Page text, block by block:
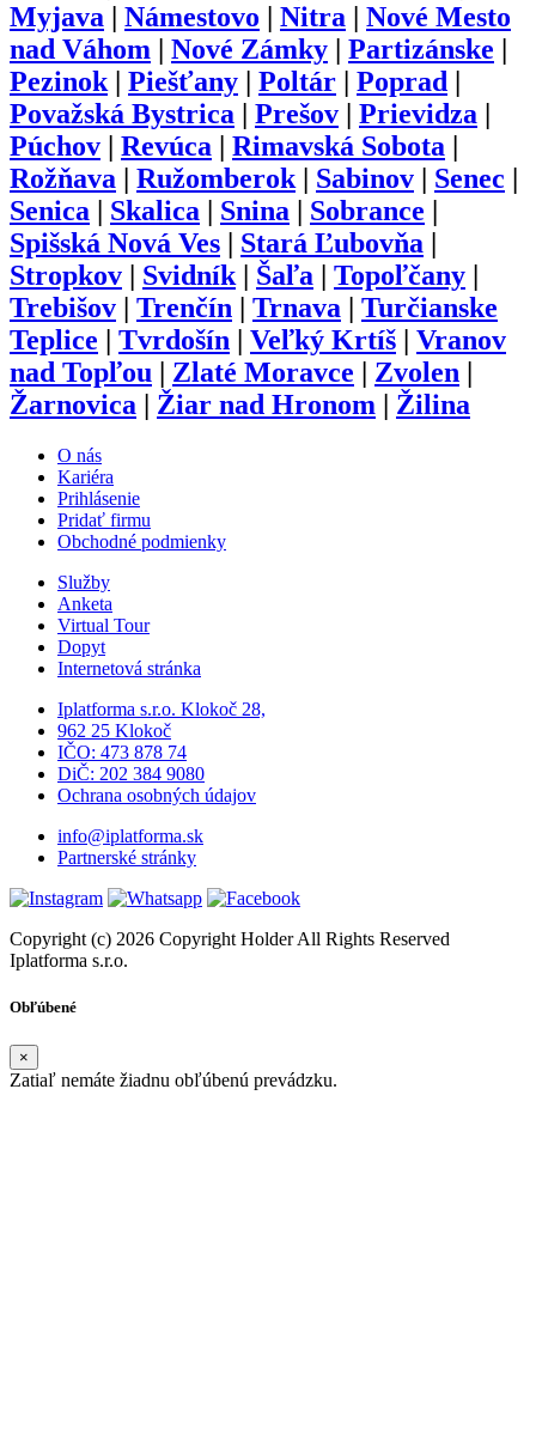
Myjava
Námestovo Nitra
Nové Mesto
nad Váhom
Nové Zámky Partizánske
Pezinok| Piešťany Poltár Poprad
Považská Bystrica
Prešov Prievidza
Púchov
Revúca Rimavská Sobota
Rožňava
Ružomberok| Sabinov Senec
Senica
Skalica Snina Sobrance
Spišská Nová Ves
Stará Ľubovňa
Stropkov
Svidník| Šaľa Topoľčany
Trebišov
Trenčín Trnava
Turčianske
Teplice
Tvrdošín Veľký Krtíš
Vranov
nad Topľou
Zlaté Moravce Zvolen
Žarnovica
Žiar nad Hronom Žilina
O nás
Kariéra
Prihlásenie
Pridať firmu
Obchodné podmienky
Služby
Anketa
Virtual Tour
Dopyt
Internetová stránka
Iplatforma s.r.o. Klokoč 28,
962 25 Klokoč
IČO: 473 878 74
DiČ: 202 384 9080
Ochrana osobných údajov
info@iplatforma.sk
Partnerské stránky
Copyright (c) 2026 Copyright Holder All Rights Reserved
Iplatforma s.r.o.
Obľúbené
×
Zatiaľ nemáte žiadnu obľúbenú prevádzku.